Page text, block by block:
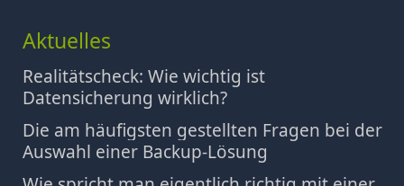
Aktuelles
Realitätscheck: Wie wichtig ist
Datensicherung wirklich?
Die am häufigsten gestellten Fragen bei der
Auswahl einer Backup-Lösung